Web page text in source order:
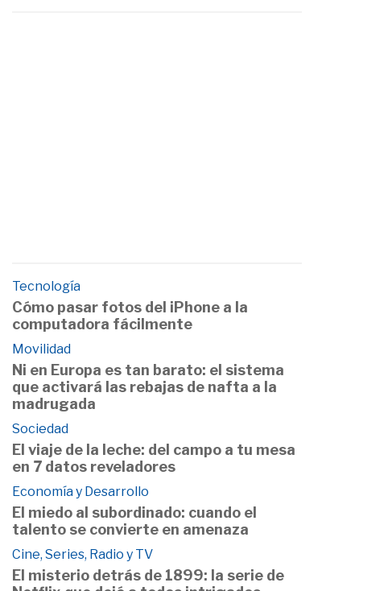
Tecnología
Cómo pasar fotos del iPhone a la
computadora fácilmente
Movilidad
Ni en Europa es tan barato: el sistema
que activará las rebajas de nafta a la
madrugada
Sociedad
El viaje de la leche: del campo a tu mesa
en 7 datos reveladores
Economía y Desarrollo
El miedo al subordinado: cuando el
talento se convierte en amenaza
Cine, Series, Radio y TV
El misterio detrás de 1899: la serie de